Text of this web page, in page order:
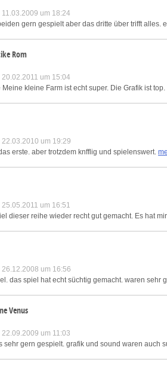
11.03.2009 um 18:24
gern gespielt aber das dritte über trifft alles.
Rom
20.02.2011 um 15:04
kleine Farm ist echt super. Die Grafik ist
22.03.2010 um 19:29
erste. aber trotzdem knfflig und spielenswert.
25.05.2011 um 16:51
dieser reihe wieder recht gut gemacht. Es hat
26.12.2008 um 16:56
das spiel hat echt süchtig gemacht. waren
Venus
22.09.2009 um 11:03
sehr gern gespielt. grafik und sound waren auch